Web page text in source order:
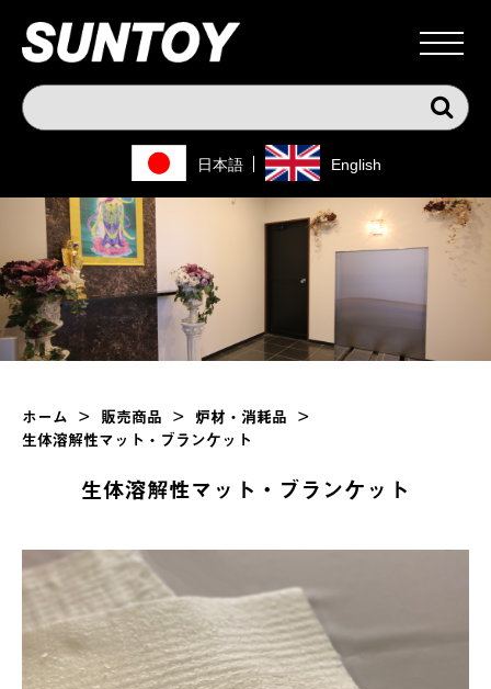
日本語 English
ホーム > 販売商品 > 炉材・消耗品 >
生体溶解性マット・ブランケット
生体溶解性マット・ブランケット